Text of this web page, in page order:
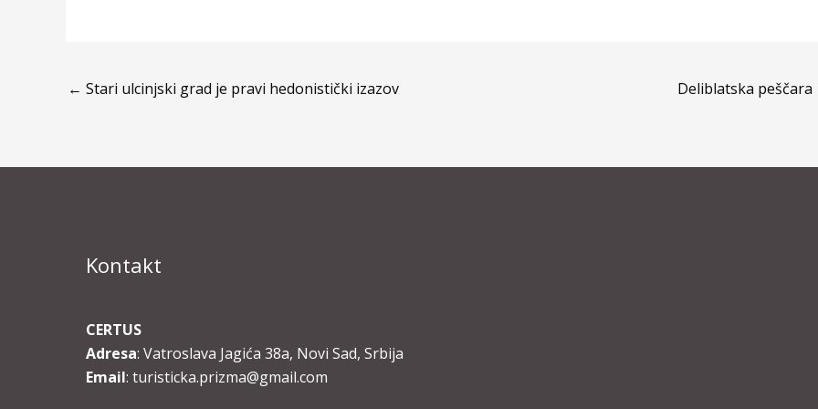
← Stari ulcinjski grad je pravi hedonistički izazov Deliblatska peščara
Kontakt
CERTUS
Adresa: Vatroslava Jagića 38a, Novi Sad, Srbija
Email: turisticka.prizma@gmail.com